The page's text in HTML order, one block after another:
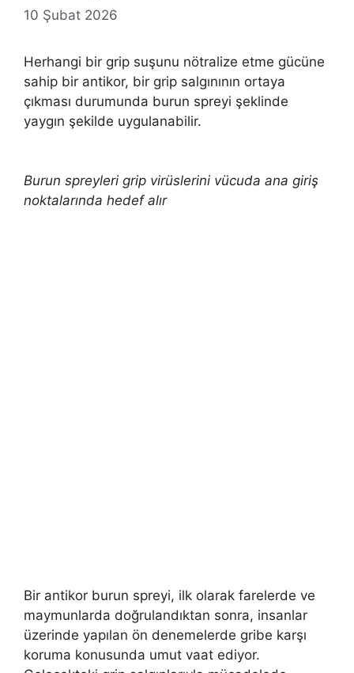
10 Şubat 2026
Herhangi bir grip suşunu nötralize etme gücüne
sahip bir antikor, bir grip salgınının ortaya
çıkması durumunda burun spreyi şeklinde
yaygın şekilde uygulanabilir.
Burun spreyleri grip virüslerini vücuda ana giriş
noktalarında hedef alır
Bir antikor burun spreyi, ilk olarak farelerde ve
maymunlarda doğrulandıktan sonra, insanlar
üzerinde yapılan ön denemelerde gribe karşı
koruma konusunda umut vaat ediyor.